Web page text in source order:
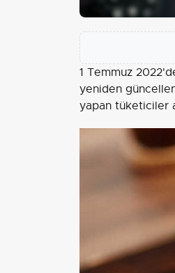
1 Temmuz
yeniden
yapan tüketiciler